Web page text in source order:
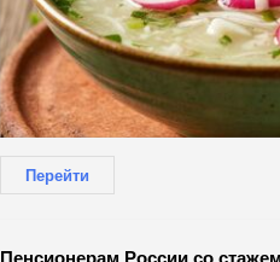
Перейти
Пенсионерам России со